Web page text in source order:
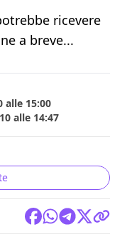
ricevere
a breve...
alle 15:00
alle 14:47